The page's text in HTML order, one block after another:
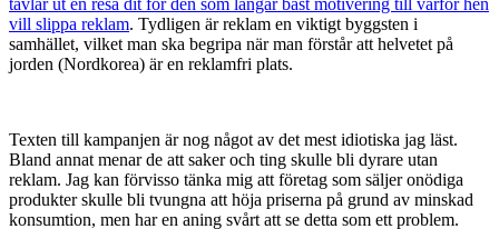
tävlar ut en resa dit för den som langar bäst motivering till varför hen
vill slippa reklam. Tydligen är reklam en viktigt byggsten i
samhället, vilket man ska begripa när man förstår att helvetet på
jorden (Nordkorea) är en reklamfri plats.
Texten till kampanjen är nog något av det mest idiotiska jag läst.
Bland annat menar de att saker och ting skulle bli dyrare utan
reklam. Jag kan förvisso tänka mig att företag som säljer onödiga
produkter skulle bli tvungna att höja priserna på grund av minskad
konsumtion, men har en aning svårt att se detta som ett problem.